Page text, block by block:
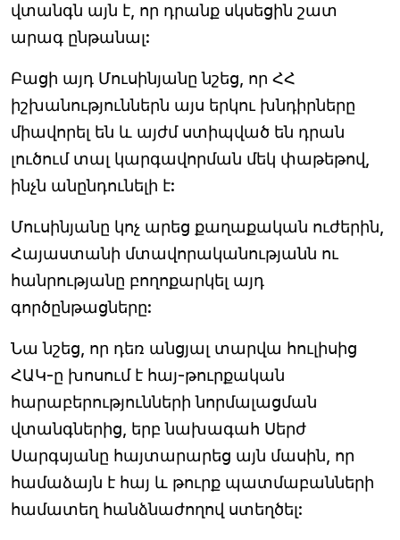
վտանգն այն է, որ դրանք սկսեցին շատ
արագ ընթանալ:
Բացի այդ Մուսինյանը նշեց, որ ՀՀ
իշխանություններն այս երկու խնդիրները
միավորել են և այժմ ստիպված են դրան
լուծում տալ կարգավորման մեկ փաթեթով,
ինչն անընդունելի է:
Մուսինյանը կոչ արեց քաղաքական ուժերին,
Հայաստանի մտավորականությանն ու
հանրությանը բողոքարկել այդ
գործընթացները:
Նա նշեց, որ դեռ անցյալ տարվա հուլիսից
ՀԱԿ-ը խոսում է հայ-թուրքական
հարաբերությունների նորմալացման
վտանգներից, երբ նախագահ Սերժ
Սարգսյանը հայտարարեց այն մասին, որ
համաձայն է հայ և թուրք պատմաբանների
համատեղ հանձնաժողով ստեղծել: